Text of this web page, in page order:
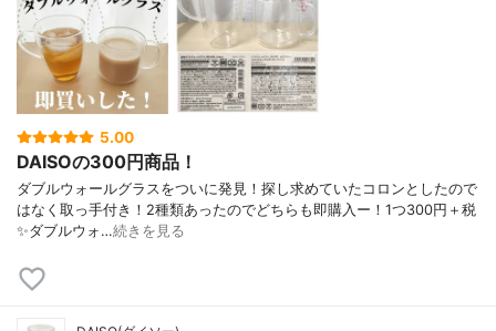
5.00
DAISOの300円商品！
ダブルウォールグラスをついに発見！ 探し求めていたコロンとしたので
はなく取っ手付き！ 2種類あったのでどちらも即購入ー！ 1つ300円＋税
✨ ダブルウォ…続きを見る